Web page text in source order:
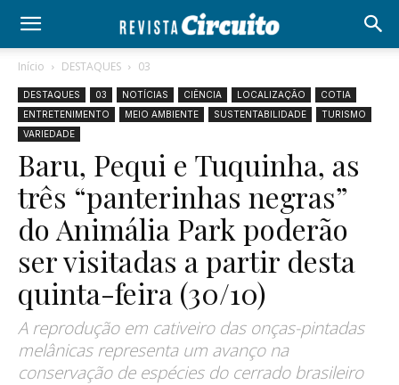
Início DESTAQUES 03
DESTAQUES 03 NOTÍCIAS CIÊNCIA LOCALIZAÇÃO
COTIA
ENTRETENIMENTO
MEIO AMBIENTE SUSTENTABILIDADE
TURISMO
VARIEDADE
Baru, Pequi e Tuquinha, as
três “panterinhas negras”
do Animália Park poderão
ser visitadas a partir desta
quinta-feira (30/10)
A reprodução em cativeiro das onças-pintadas
melânicas representa um avanço na
conservação de espécies do cerrado brasileiro